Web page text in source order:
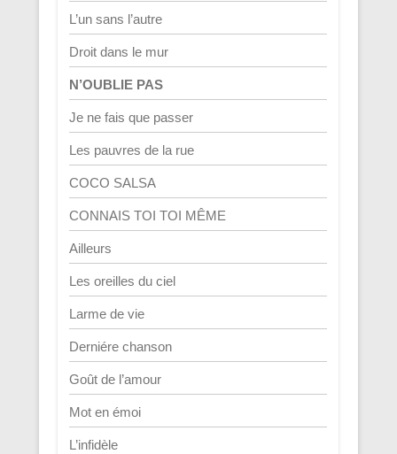
L’un sans l’autre
Droit dans le mur
N’OUBLIE PAS
Je ne fais que passer
Les pauvres de la rue
COCO SALSA
CONNAIS TOI TOI MÊME
Ailleurs
Les oreilles du ciel
Larme de vie
Derniére chanson
Goût de l’amour
Mot en émoi
L’infidèle